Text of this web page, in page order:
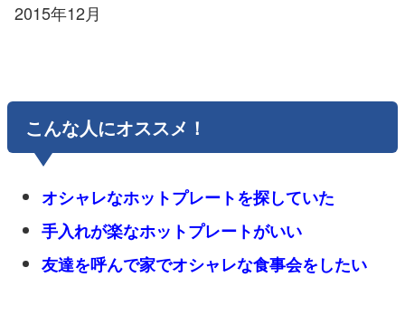
2015年12月
こんな人にオススメ！
オシャレなホットプレートを探していた
手入れが楽なホットプレートがいい
友達を呼んで家でオシャレな食事会をしたい